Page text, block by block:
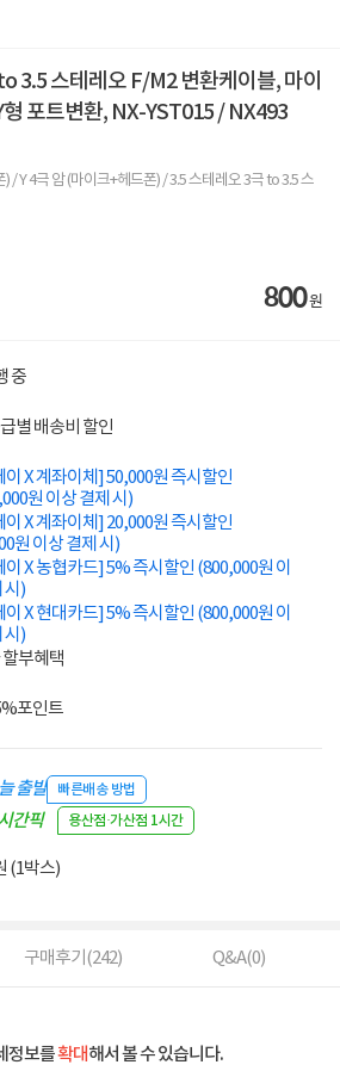
3.5 스테레오 F/M2 변환케이블, 마이
포트변환, NX-YST015 / NX493
/ Y 4극 암 (마이크+헤드폰) / 3.5 스테레오 3극 to 3.5 스
800원
중
별 배송비 할인
이 X 계좌이체] 50,000원 즉시할인
원 이상 결제 시)
이 X 계좌이체] 20,000원 즉시할인
원 이상 결제 시)
이 X 농협카드] 5% 즉시할인 (800,000원 이
시)
이 X 현대카드] 5% 즉시할인 (800,000원 이
시)
부혜택
포인트
출발 빠른배송 방법
간픽
용산점·가산점 1시간
(1박스)
구매후기(242) Q&A(0)
정보를확대해서 볼 수 있습니다.